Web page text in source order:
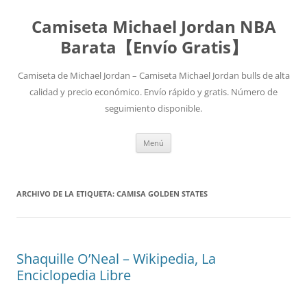
Camiseta Michael Jordan NBA
Barata【Envío Gratis】
Camiseta de Michael Jordan – Camiseta Michael Jordan bulls de alta
calidad y precio económico. Envío rápido y gratis. Número de
seguimiento disponible.
Menú
ARCHIVO DE LA ETIQUETA: CAMISA GOLDEN STATES
Shaquille O’Neal – Wikipedia, La
Enciclopedia Libre